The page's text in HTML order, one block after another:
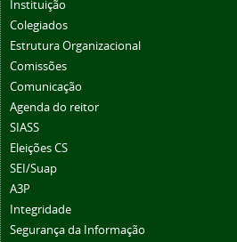
Instituição
Colegiados
Estrutura Organizacional
Comissões
Comunicação
Agenda do reitor
SIASS
Eleições CS
SEI/Suap
A3P
Integridade
Segurança da Informação